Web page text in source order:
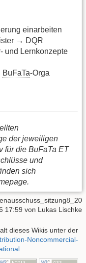
einarbeiten
→ DQR
und Lernkonzepte
BuFaTa-Orga
der jeweiligen
für die BuFaTa ET
und
sich
17:59 von Lukas Lischke
dieses Wikis unter der
Noncommercial-